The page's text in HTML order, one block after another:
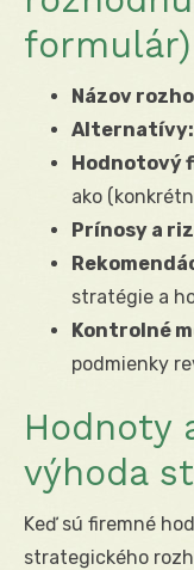
formulár)
Názov
Alternatívy:
Hodnotový
ako
Prínosy a
stratégie a
Kontrolné
podmienky
Hodnoty
výhoda
Keď sú firemné
strategického